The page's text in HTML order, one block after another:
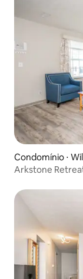
Condomínio ⋅
Arkstone